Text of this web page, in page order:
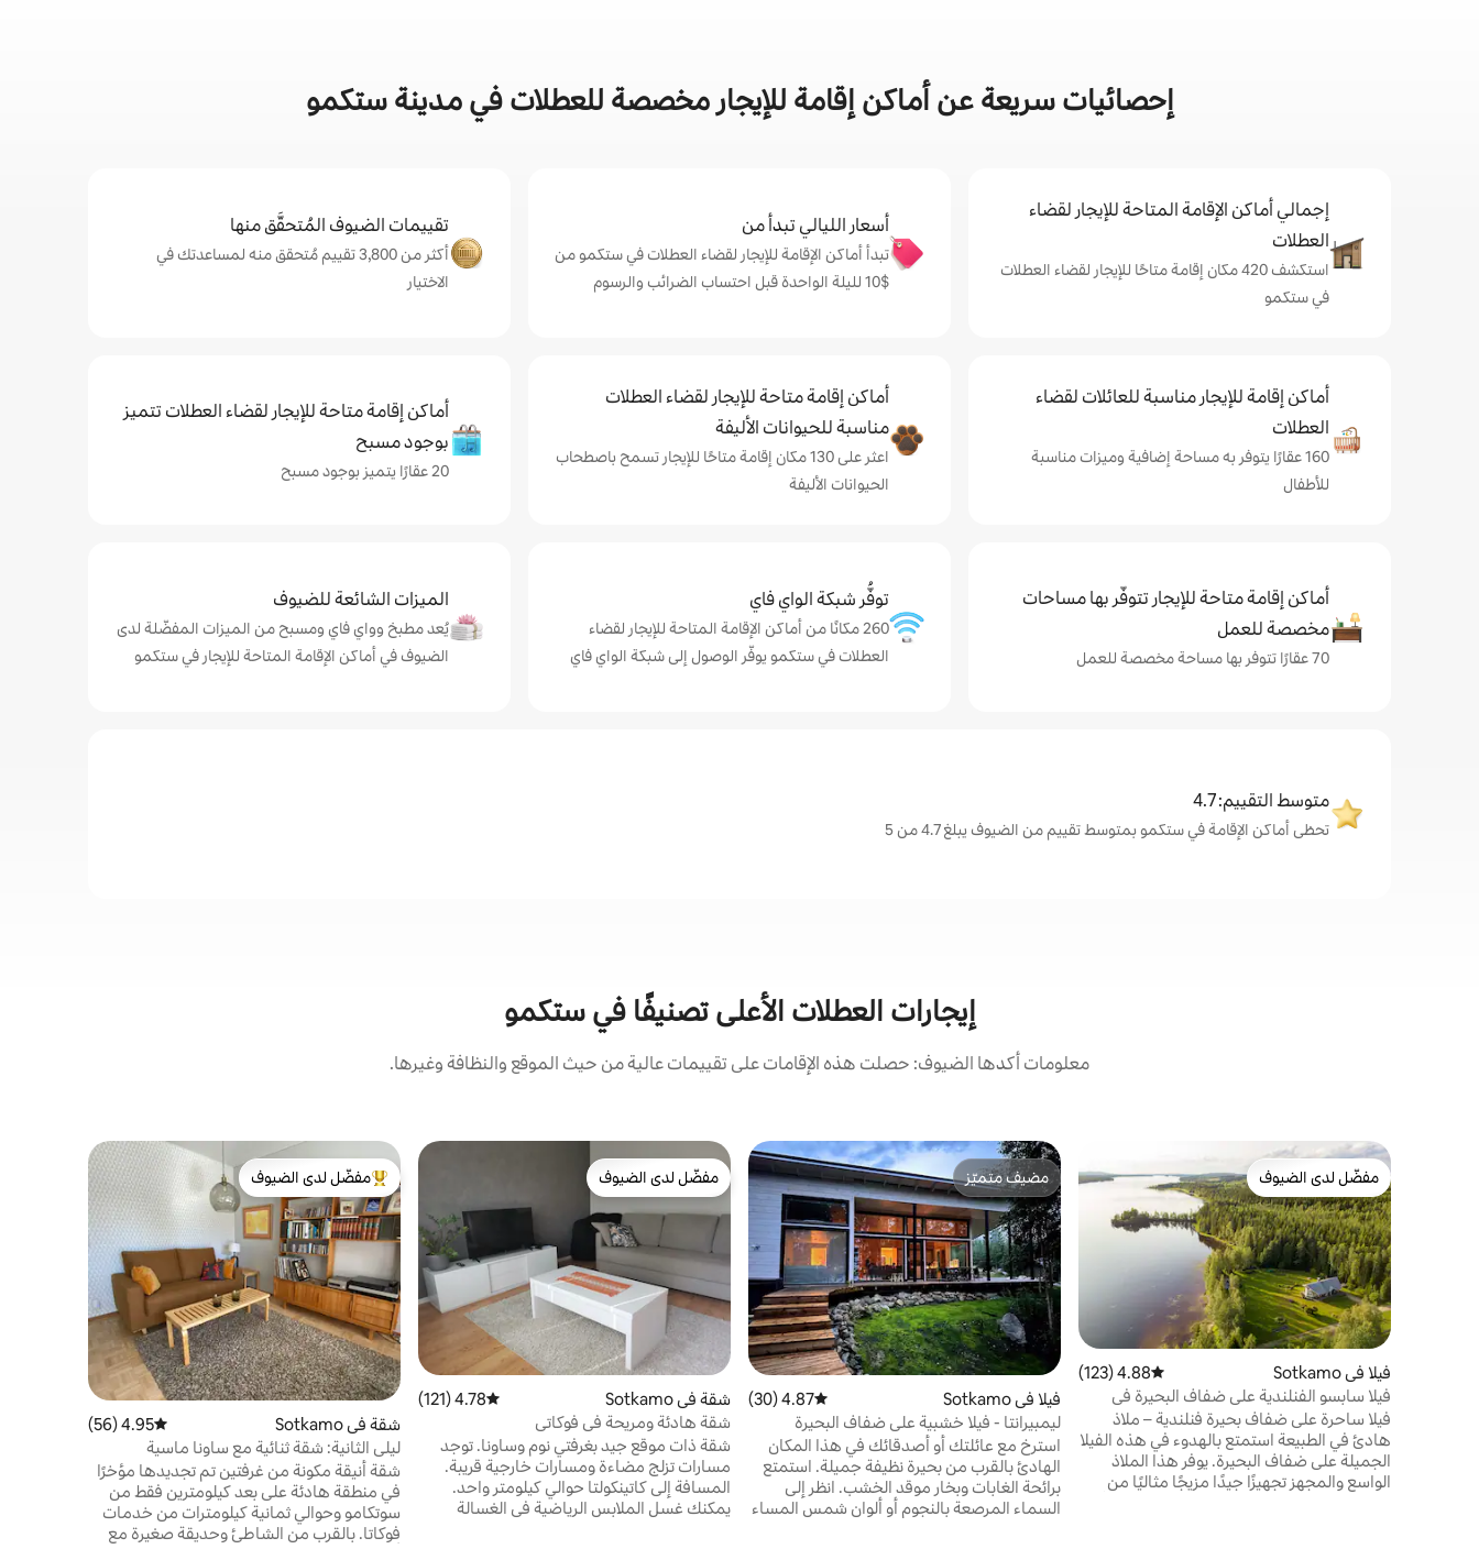
إحصائيات سريعة عن أماكن إقامة للإيجار مخصصة للعطلات في مدينة ستكمو
إجمالي أماكن الإقامة المتاحة للإيجار لقضاء
العطلات
استكشف 420 مكان إقامة متاحًا للإيجار لقضاء العطلات
في ستكمو
أسعار الليالي تبدأ من
تبدأ أماكن الإقامة للإيجار لقضاء العطلات في ستكمو من
$‏10 لليلة الواحدة قبل احتساب الضرائب والرسوم
تقييمات الضيوف المُتحقَّق منها
أكثر من 3,800 تقييم مُتحقق منه لمساعدتك في
الاختيار
أماكن إقامة للإيجار مناسبة للعائلات لقضاء
العطلات
160 عقارًا يتوفر به مساحة إضافية وميزات مناسبة
للأطفال
أماكن إقامة متاحة للإيجار لقضاء العطلات
مناسبة للحيوانات الأليفة
اعثر على 130 مكان إقامة متاحًا للإيجار تسمح باصطحاب
الحيوانات الأليفة
أماكن إقامة متاحة للإيجار لقضاء العطلات تتميز
بوجود مسبح
20 عقارًا يتميز بوجود مسبح
أماكن إقامة متاحة للإيجار تتوفّر بها مساحات
مخصصة للعمل
70 عقارًا تتوفر بها مساحة مخصصة للعمل
توفُّر شبكة الواي فاي
260 مكانًا من أماكن الإقامة المتاحة للإيجار لقضاء
العطلات في ستكمو يوفّر الوصول إلى شبكة الواي فاي
الميزات الشائعة للضيوف
يُعد مطبخ وواي فاي ومسبح من الميزات المفضّلة لدى
الضيوف في أماكن الإقامة المتاحة للإيجار في ستكمو
متوسط التقييم: 4.7
تحظى أماكن الإقامة في ستكمو بمتوسط تقييم من الضيوف يبلغ 4.7 من 5
إيجارات العطلات الأعلى تصنيفًا في ستكمو
معلومات أكدها الضيوف: حصلت هذه الإقامات على تقييمات عالية من حيث الموقع والنظافة وغيرها.
مفضّل لدى الضيوف
مفضّل لدى الضيوف
فيلا في Sotkamo متوسط التقييم 4.88 من 5، 123 مراجعات
4.88 (123)
فيلا سابسو الفنلندية على ضفاف البحيرة في
ليكلاند في القطب الشمالي
فيلا ساحرة على ضفاف بحيرة فنلندية – ملاذ
هادئ في الطبيعة استمتع بالهدوء في هذه الفيلا
الجميلة على ضفاف البحيرة. يوفر هذا الملاذ
الواسع والمجهز تجهيزًا جيدًا مزيجًا مثاليًا من
مضيف متميّز
مضيف متميّز
فيلا في Sotkamo متوسط التقييم 4.87 من 5، 30 مراجعات
4.87 (30)
ليمبيرانتا - فيلا خشبية على ضفاف البحيرة
استرخ مع عائلتك أو أصدقائك في هذا المكان
الهادئ بالقرب من بحيرة نظيفة جميلة. استمتع
برائحة الغابات وبخار موقد الخشب. انظر إلى
السماء المرصعة بالنجوم أو ألوان شمس المساء
مفضّل لدى الضيوف
مفضّل لدى الضيوف
شقة في Sotkamo متوسط التقييم 4.78 من 5، 121 مراجعات
4.78 (121)
شقة هادئة ومريحة في فوكاتي
شقة ذات موقع جيد بغرفتي نوم وساونا. توجد
مسارات تزلج مضاءة ومسارات خارجية قريبة.
المسافة إلى كاتينكولتا حوالي كيلومتر واحد.
يمكنك غسل الملابس الرياضية في الغسالة
من أبرز البيوت المفضّلة لدى الضيوف
مفضّل لدى الضيوف
شقة في Sotkamo متوسط التقييم 4.95 من 5، 56 مراجعات
4.95 (56)
ليلي الثانية: شقة ثنائية مع ساونا ماسية
شقة أنيقة مكونة من غرفتين تم تجديدها مؤخرًا
في منطقة هادئة على بعد كيلومترين فقط من
سوتكامو وحوالي ثمانية كيلومترات من خدمات
فوكاتا. بالقرب من الشاطئ وحديقة صغيرة مع